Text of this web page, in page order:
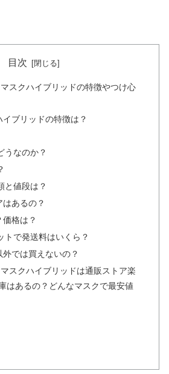
目次
スクハイブリッドの特徴やつけ心
ブリッドの特徴は？
うなのか？
と値段は？
あるの？
格は？
トで発送料はいくら？
では買えないの？
スクハイブリッドは通販ストア楽
はあるの？どんなマスクで最安値